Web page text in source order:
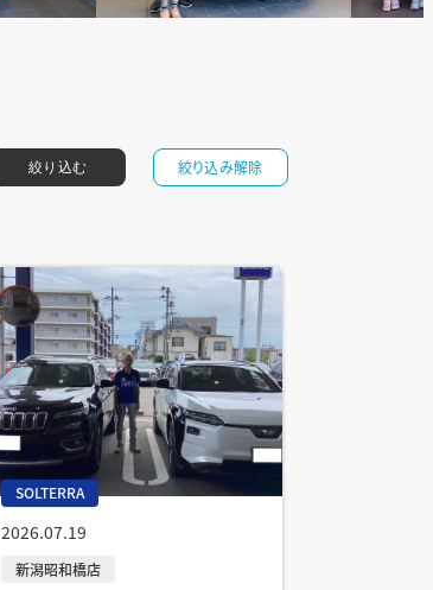
絞り込む 絞り込み解除
SOLTERRA
2026.07.19
新潟昭和橋店